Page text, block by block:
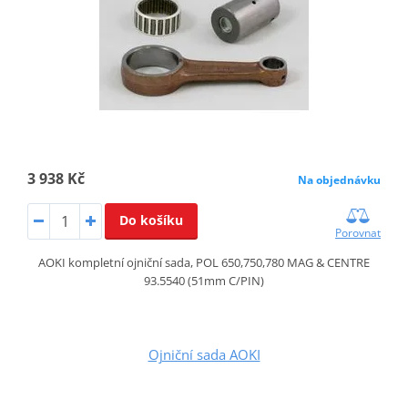
3 938 Kč Na objednávku
Do košíku
Porovnat
AOKI kompletní ojniční sada, POL 650,750,780 MAG & CENTRE
93.5540 (51mm C/PIN)
Ojniční sada AOKI